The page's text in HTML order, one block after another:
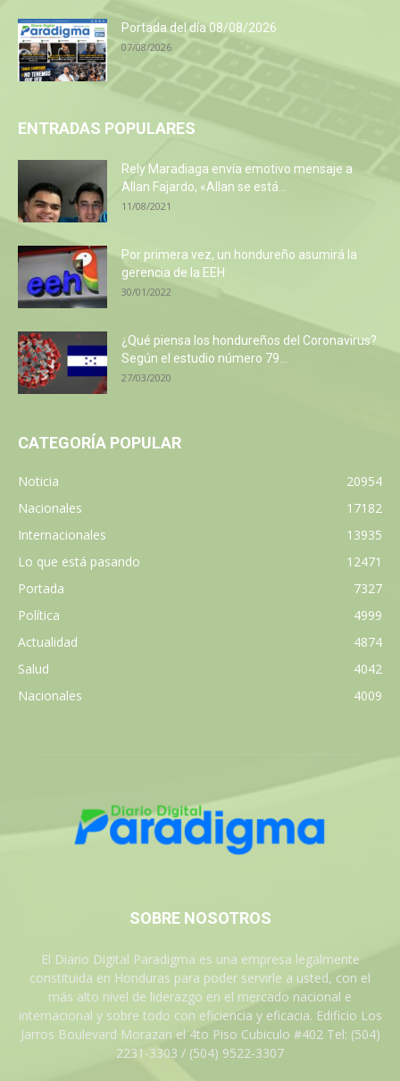
Portada del día 08/08/2026
07/08/2026
ENTRADAS POPULARES
Rely Maradiaga envía emotivo mensaje a
Allan Fajardo, «Allan se está...
11/08/2021
Por primera vez, un hondureño asumirá la
gerencia de la EEH
30/01/2022
¿Qué piensa los hondureños del Coronavirus?
Según el estudio número 79...
27/03/2020
CATEGORÍA POPULAR
Noticia
20954
Nacionales
17182
Internacionales
13935
Lo que está pasando
12471
Portada
7327
Política
4999
Actualidad
4874
Salud
4042
Nacionales
4009
SOBRE NOSOTROS
El Diario Digital Paradigma es una empresa legalmente
constituida en Honduras para poder servirle a usted, con el
más alto nivel de liderazgo en el mercado nacional e
internacional y sobre todo con eficiencia y eficacia. Edificio Los
Jarros Boulevard Morazan el 4to Piso Cubiculo #402 Tel: (504)
2231-3303 / (504) 9522-3307